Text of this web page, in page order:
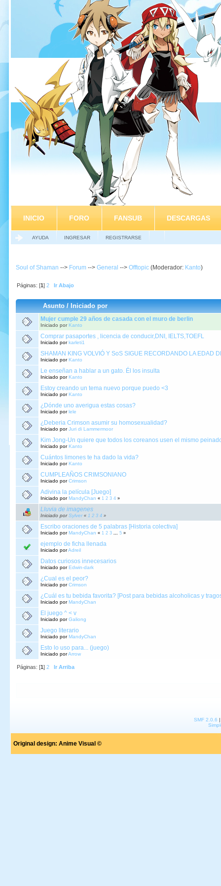
INICIO FORO FANSUB DESCARGAS
AYUDA INGRESAR REGISTRARSE
Soul of Shaman --> Forum --> General --> Offtopic (Moderador: Kanto)
Páginas: [1]2 Ir Abajo
Asunto/Iniciado por
Mujer cumple 29 años de casada con el muro de berlin
Iniciado por Kanto
Comprar pasaportes , licencia de conducir,DNI, IELTS,TOEFL
Iniciado porkarleti1
SHAMAN KING VOLVIÓ Y SoS SIGUE RECORDANDO LA EDAD
Iniciado porKanto
Le enseñan a hablar a un gato. Él los insulta
Iniciado porKanto
Estoy creando un tema nuevo porque puedo <3
Iniciado porKanto
¿Dónde uno averigua estas cosas?
Iniciado porlele
¿Deberia Crimson asumir su homosexualidad?
Iniciado porJuri di Lammermoor
Kim Jong-Un quiere que todos los coreanos usen el mismo
Iniciado porKanto
Cuántos limones te ha dado la vida?
Iniciado porKanto
CUMPLEAÑOS CRIMSONIANO
Iniciado porCrimson
Adivina la película [Juego]
Iniciado porMandyChan « 1 2 3 4 »
Lluvia de imagenes
Iniciado porSylver « 1 2 3 4 »
Escribo oraciones de 5 palabras [Historia colectiva]
Iniciado porMandyChan « 1 2 3 ... 5 »
ejemplo de ficha llenada
Iniciado porAdreil
Datos curiosos innecesarios
Iniciado porEdwin-dark
¿Cual es el peor?
Iniciado porCrimson
¿Cuál es tu bebida favorita? [Post para bebidas alcoholicas y
Iniciado porMandyChan
El juego ^ < v
Iniciado porGaliong
Juego literario
Iniciado porMandyChan
Esto lo uso para... (juego)
Iniciado porArrow
Páginas: [1]2 Ir Arriba
SMF 2.0.6
Original design: Anime Visual ©